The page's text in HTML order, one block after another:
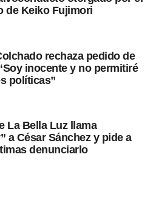
de Keiko Fujimori
rechaza pedido de
inocente y no permitiré
políticas”
La Bella Luz llama
a César Sánchez y pide a
denunciarlo